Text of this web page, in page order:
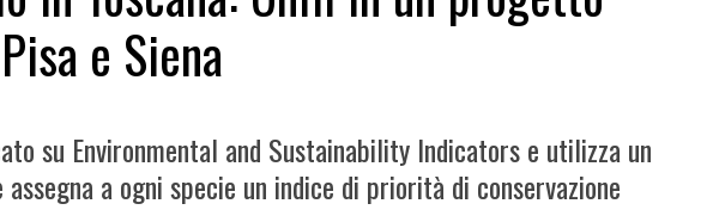
e Siena
su Environmental and Sustainability Indicators e utilizza un
a ogni specie un indice di priorità di conservazione